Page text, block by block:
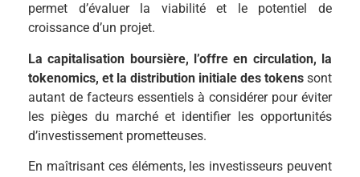
permet d’évaluer la viabilité et le potentiel de
croissance d’un projet.
La capitalisation boursière, l’offre en circulation, la
tokenomics, et la distribution initiale des tokens sont
autant de facteurs essentiels à considérer pour éviter
les pièges du marché et identifier les opportunités
d’investissement prometteuses.
En maîtrisant ces éléments, les investisseurs peuvent